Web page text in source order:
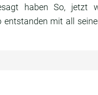
haben So, jetzt
mit all